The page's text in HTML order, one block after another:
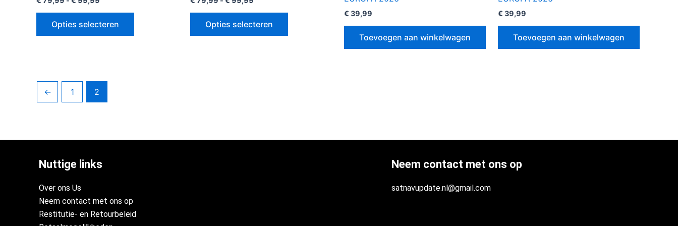
Opties selecteren Opties selecteren
€ 39,99
Toevoegen aan winkelwagen
€ 39,99
Toevoegen aan winkelwagen
← 1 2
Nuttige links
Over ons Us
Neem contact met ons op
Restitutie- en Retourbeleid
Neem contact met ons op
satnavupdate.nl@gmail.com